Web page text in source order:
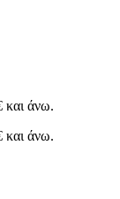
άνω.
άνω.